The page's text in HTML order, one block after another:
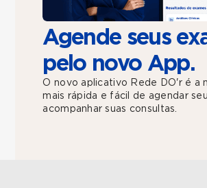
Agende seus
pelo novo App.
O novo aplicativo Rede DO'r é a
mais rápida e fácil de agendar
acompanhar suas consultas.